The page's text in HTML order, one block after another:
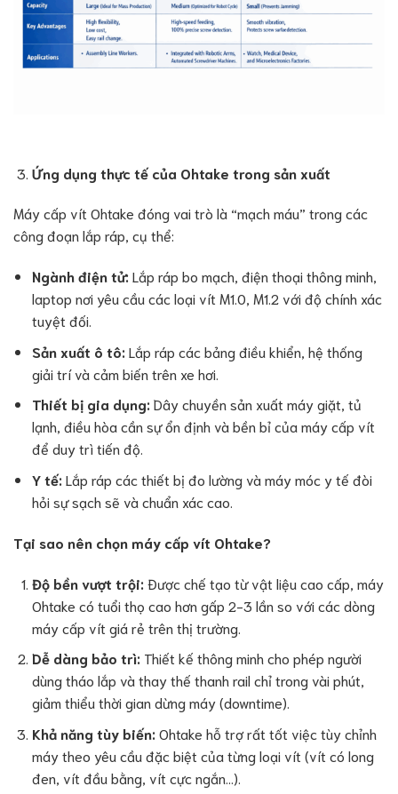
Ứng dụng thực tế của Ohtake trong sản xuất
Máy cấp vít Ohtake đóng vai trò là “mạch máu” trong các
công đoạn lắp ráp, cụ thể:
Ngành điện tử: Lắp ráp bo mạch, điện thoại thông minh,
laptop nơi yêu cầu các loại vít M1.0, M1.2 với độ chính xác
tuyệt đối.
Sản xuất ô tô: Lắp ráp các bảng điều khiển, hệ thống
giải trí và cảm biến trên xe hơi.
Thiết bị gia dụng: Dây chuyền sản xuất máy giặt, tủ
lạnh, điều hòa cần sự ổn định và bền bỉ của máy cấp vít
để duy trì tiến độ.
Y tế: Lắp ráp các thiết bị đo lường và máy móc y tế đòi
hỏi sự sạch sẽ và chuẩn xác cao.
Tại sao nên chọn máy cấp vít Ohtake?
Độ bền vượt trội: Được chế tạo từ vật liệu cao cấp, máy
Ohtake có tuổi thọ cao hơn gấp 2-3 lần so với các dòng
máy cấp vít giá rẻ trên thị trường.
Dễ dàng bảo trì: Thiết kế thông minh cho phép người
dùng tháo lắp và thay thế thanh rail chỉ trong vài phút,
giảm thiểu thời gian dừng máy (downtime).
Khả năng tùy biến: Ohtake hỗ trợ rất tốt việc tùy chỉnh
máy theo yêu cầu đặc biệt của từng loại vít (vít có long
đen, vít đầu bằng, vít cực ngắn…).